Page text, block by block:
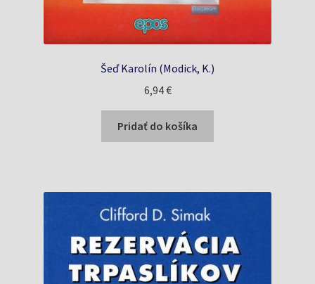
Šeď Karolín (Modick, K.)
6,94€
Pridať do košíka